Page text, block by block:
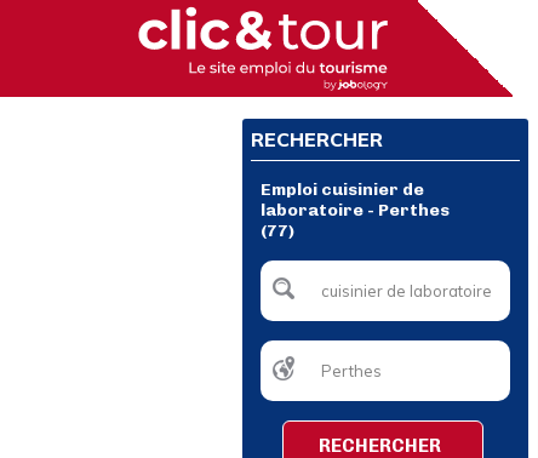
RECHERCHER
Emploi cuisinier de
laboratoire - Perthes
(77)
RECHERCHER